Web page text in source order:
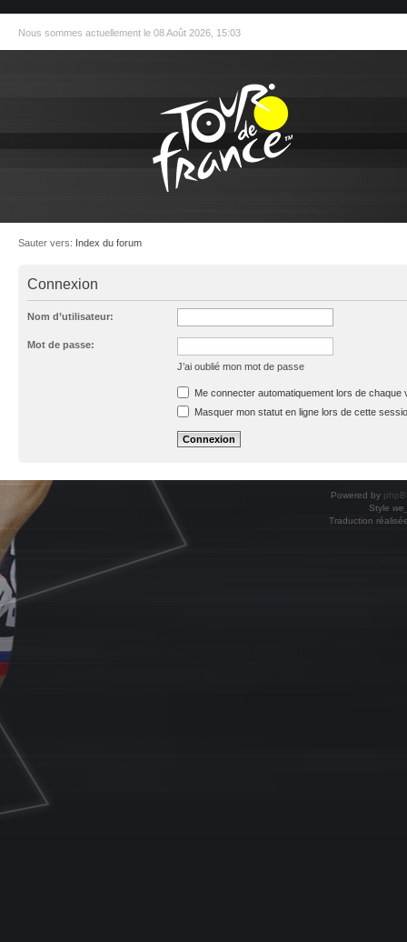
Nous sommes actuellement le 08 Août 2026, 15:03
Sauter vers: Index du forum
Connexion
Nom d’utilisateur:
Mot de passe:
J’ai oublié mon mot de passe
Me connecter automatiquement lors de chaque
Masquer mon statut en ligne lors de cette
Powered by
Style
Traduction